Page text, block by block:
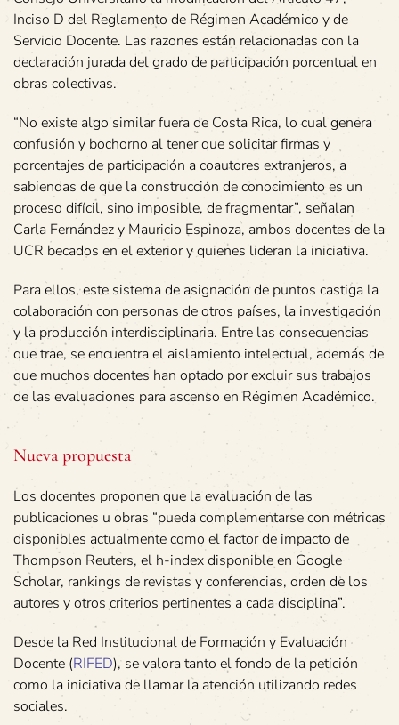
Inciso D del Reglamento de Régimen Académico y de
Servicio Docente. Las razones están relacionadas con la
declaración jurada del grado de participación porcentual en
obras colectivas.
“No existe algo similar fuera de Costa Rica, lo cual genera
confusión y bochorno al tener que solicitar firmas y
porcentajes de participación a coautores extranjeros, a
sabiendas de que la construcción de conocimiento es un
proceso difícil, sino imposible, de fragmentar”, señalan
Carla Fernández y Mauricio Espinoza, ambos docentes de la
UCR becados en el exterior y quienes lideran la iniciativa.
Para ellos, este sistema de asignación de puntos castiga la
colaboración con personas de otros países, la investigación
y la producción interdisciplinaria. Entre las consecuencias
que trae, se encuentra el aislamiento intelectual, además de
que muchos docentes han optado por excluir sus trabajos
de las evaluaciones para ascenso en Régimen Académico.
Nueva propuesta
Los docentes proponen que la evaluación de las
publicaciones u obras “pueda complementarse con métricas
disponibles actualmente como el factor de impacto de
Thompson Reuters, el h-index disponible en Google
Scholar, rankings de revistas y conferencias, orden de los
autores y otros criterios pertinentes a cada disciplina”.
Desde la Red Institucional de Formación y Evaluación
Docente (RIFED), se valora tanto el fondo de la petición
como la iniciativa de llamar la atención utilizando redes
sociales.